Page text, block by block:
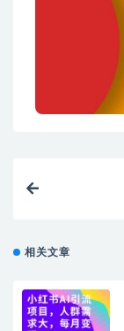
相关文章